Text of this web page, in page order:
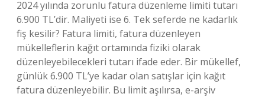
2024 yılında zorunlu fatura düzenleme limiti tutarı
6.900 TL’dir. Maliyeti ise 6. Tek seferde ne kadarlık
fiş kesilir? Fatura limiti, fatura düzenleyen
mükelleflerin kağıt ortamında fiziki olarak
düzenleyebilecekleri tutarı ifade eder. Bir mükellef,
günlük 6.900 TL’ye kadar olan satışlar için kağıt
fatura düzenleyebilir. Bu limit aşılırsa, e-arşiv